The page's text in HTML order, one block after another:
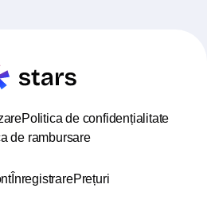
Politica de confidențialitate
de rambursare
ÎnregistrarePrețuri